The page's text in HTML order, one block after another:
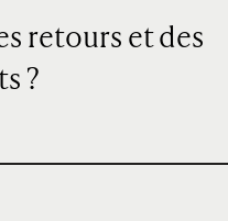
retours et des
?